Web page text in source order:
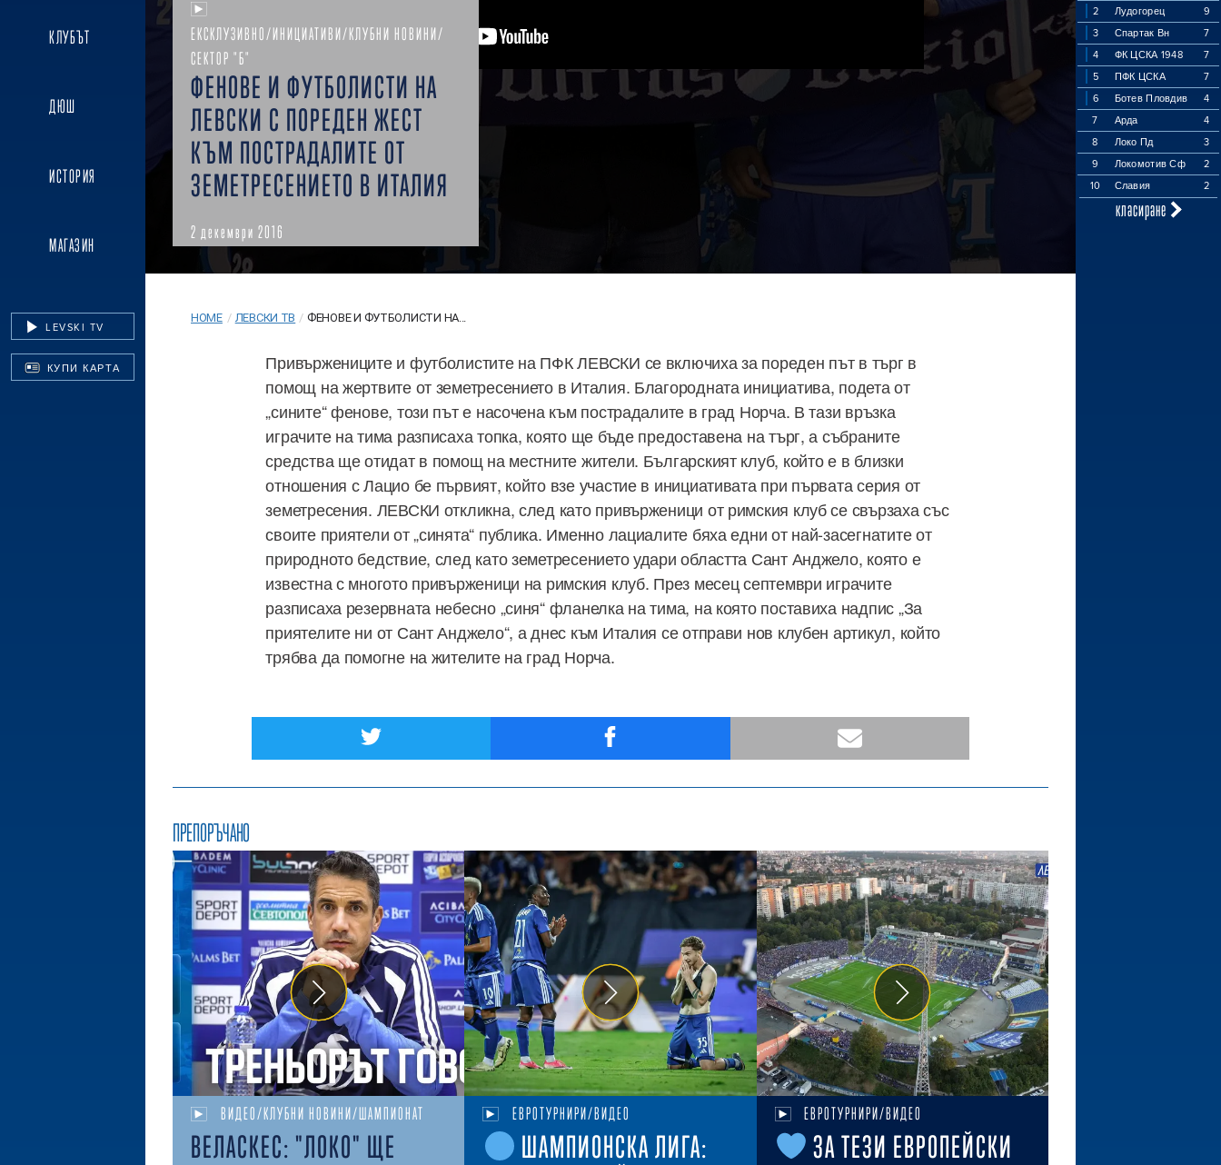
КЛУБЪТ
ДЮШ
ИСТОРИЯ
МАГАЗИН
LEVSKI TV
КУПИ КАРТА
2 Лудогорец
9
3
Спартак Вн
7
4
ФК ЦСКА 1948
7
5
ПФК ЦСКА
7
6
Ботев Пловдив
4
7
Арда
4
8
Локо Пд
3
9
Локомотив Сф
2
10
Славия 2
класиране
ЕКСКЛУЗИВНО/ИНИЦИАТИВИ/КЛУБНИ НОВИНИ/
СЕКТОР "Б"
ФЕНОВЕ И ФУТБОЛИСТИ НА
ЛЕВСКИ С ПОРЕДЕН ЖЕСТ
КЪМ ПОСТРАДАЛИТЕ ОТ
ЗЕМЕТРЕСЕНИЕТО В ИТАЛИЯ
2 декември 2016
HOME / ЛЕВСКИ ТВ / ФЕНОВЕ И ФУТБОЛИСТИ НА...
Привържениците и футболистите на ПФК ЛЕВСКИ се включиха за пореден път в търг в
помощ на жертвите от земетресението в Италия. Благородната инициатива, подета от
„сините“ фенове, този път е насочена към пострадалите в град Норча. В тази връзка
играчите на тима разписаха топка, която ще бъде предоставена на търг, а събраните
средства ще отидат в помощ на местните жители. Българският клуб, който е в близки
отношения с Лацио бе първият, който взе участие в инициативата при първата серия от
земетресения. ЛЕВСКИ откликна, след като привърженици от римския клуб се свързаха със
своите приятели от „синята“ публика. Именно лациалите бяха едни от най-засегнатите от
природното бедствие, след като земетресението удари областта Сант Анджело, която е
известна с многото привърженици на римския клуб. През месец септември играчите
разписаха резервната небесно „синя“ фланелка на тима, на която поставиха надпис „За
приятелите ни от Сант Анджело“, а днес към Италия се отправи нов клубен артикул, който
трябва да помогне на жителите на град Норча.
ПРЕПОРЪЧАНО
ВИДЕО/КЛУБНИ НОВИНИ/ШАМПИОНАТ
ВЕЛАСКЕС: "ЛОКО" ЩЕ
ЕВРОТУРНИРИ/ВИДЕО
ШАМПИОНСКА ЛИГА:
ЕВРОТУРНИРИ/ВИДЕО
ЗА ТЕЗИ ЕВРОПЕЙСКИ